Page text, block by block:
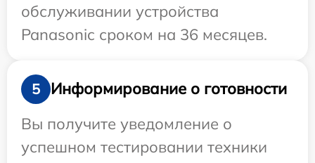
обслуживании устройства
Panasonic сроком на 36 месяцев.
5
Информирование о готовности
Вы получите уведомление о
успешном тестировании техники